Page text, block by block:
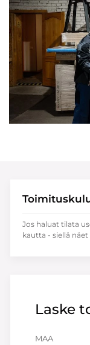
Laske
MAA
Jos haluat tilata
kautta - siellä